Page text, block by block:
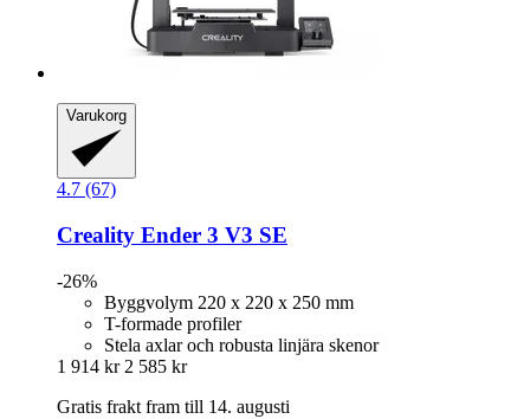
Varukorg
4.7 (67)
Creality Ender 3 V3 SE
-26%
Byggvolym 220 x 220 x 250 mm
T-formade profiler
Stela axlar och robusta linjära skenor
1 914 kr 2 585 kr
Gratis frakt fram till 14. augusti